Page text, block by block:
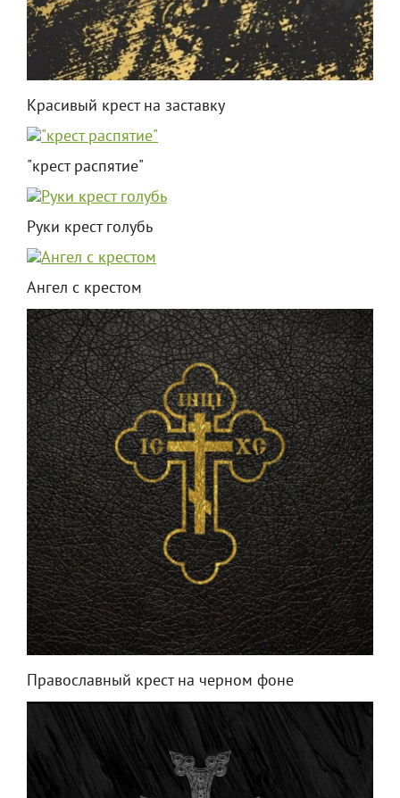
Красивый крест на заставку
"крест распятие"
Руки крест голубь
Ангел с крестом
Православный крест на черном фоне